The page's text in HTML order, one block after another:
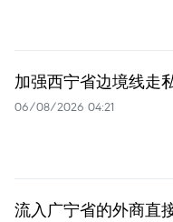
加强西宁省边境线走
06/08/2026 04:21
流入广宁省的外商直